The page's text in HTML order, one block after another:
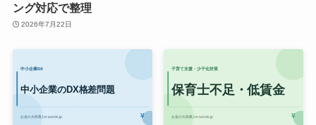
ング対応で整理
2026年7月22日